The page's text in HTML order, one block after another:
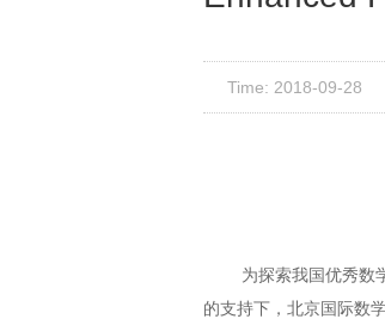
Time: 2018-09-28
为探索我国优秀数
的支持下，北京国际数